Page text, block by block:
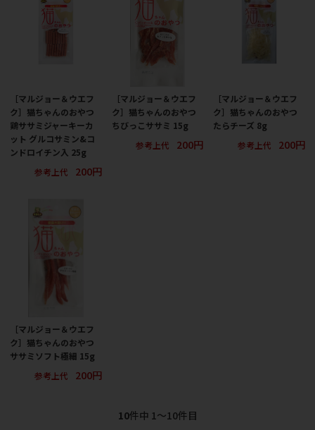
［マルジョー＆ウエフ
ク］猫ちゃんのおやつ
鶏ササミジャーキーカ
ット グルコサミン&コ
ンドロイチン入 25g
参考上代
200円
［マルジョー＆ウエフ
ク］猫ちゃんのおやつ
ちびっこササミ 15g
参考上代
200円
［マルジョー＆ウエフ
ク］猫ちゃんのおやつ
たらチーズ 8g
参考上代
200円
［マルジョー＆ウエフ
ク］猫ちゃんのおやつ
ササミソフト極細 15g
参考上代
200円
10件中 1〜10件目